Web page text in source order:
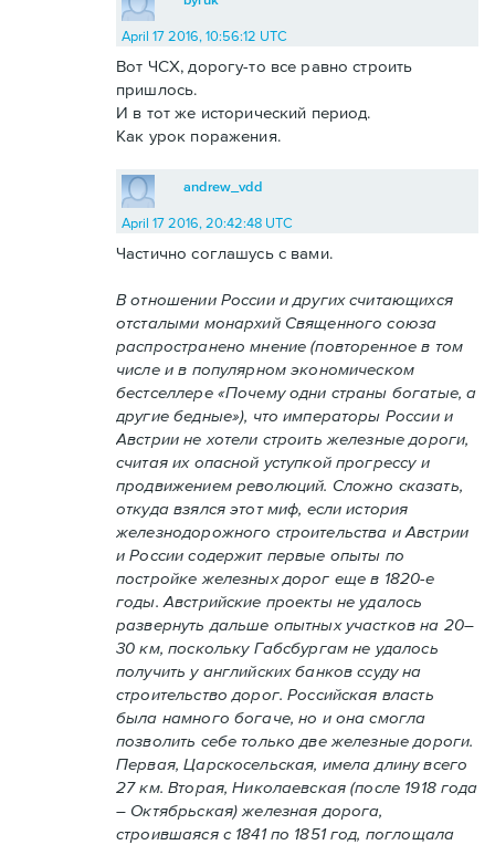
April 17 2016, 10:56:12 UTC
Вот ЧСХ, дорогу-то все равно строить
пришлось.
И в тот же исторический период.
Как урок поражения.
andrew_vdd
April 17 2016, 20:42:48 UTC
Частично соглашусь с вами.
В отношении России и других считающихся
отсталыми монархий Священного союза
распространено мнение (повторенное в том
числе и в популярном экономическом
бестселлере «Почему одни страны богатые, а
другие бедные»), что императоры России и
Австрии не хотели строить железные дороги,
считая их опасной уступкой прогрессу и
продвижением революций. Сложно сказать,
откуда взялся этот миф, если история
железнодорожного строительства и Австрии
и России содержит первые опыты по
постройке железных дорог еще в 1820-е
годы. Австрийские проекты не удалось
развернуть дальше опытных участков на 20–
30 км, поскольку Габсбургам не удалось
получить у английских банков ссуду на
строительство дорог. Российская власть
была намного богаче, но и она смогла
позволить себе только две железные дороги.
Первая, Царскосельская, имела длину всего
27 км. Вторая, Николаевская (после 1918 года
– Октябрьская) железная дорога,
строившаяся с 1841 по 1851 год, поглощала